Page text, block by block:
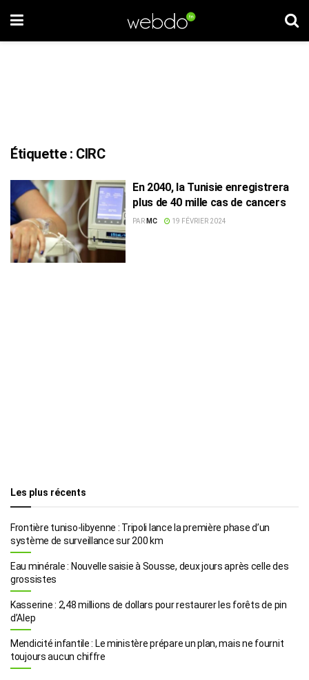
Étiquette : CIRC
En 2040, la Tunisie enregistrera
plus de 40 mille cas de cancers
PAR MC 19 FÉVRIER 2024
Les plus récents
Frontière tuniso-libyenne : Tripoli lance la première phase d’un
système de surveillance sur 200 km
Eau minérale : Nouvelle saisie à Sousse, deux jours après celle des
grossistes
Kasserine : 2,48 millions de dollars pour restaurer les forêts de pin
d’Alep
Mendicité infantile : Le ministère prépare un plan, mais ne fournit
toujours aucun chiffre